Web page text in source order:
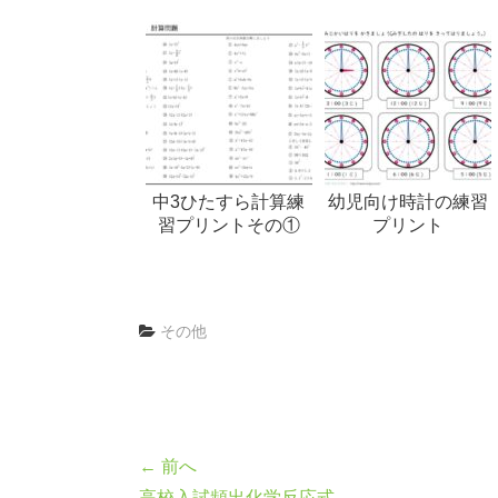
中3ひたすら計算練
習プリントその①
幼児向け時計の練習
プリント
その他
← 前へ